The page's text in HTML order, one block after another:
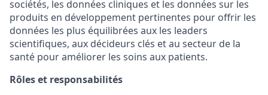
sociétés, les données cliniques et les données sur les
produits en développement pertinentes pour offrir les
données les plus équilibrées aux les leaders
scientifiques, aux décideurs clés et au secteur de la
santé pour améliorer les soins aux patients.
Rôles et responsabilités